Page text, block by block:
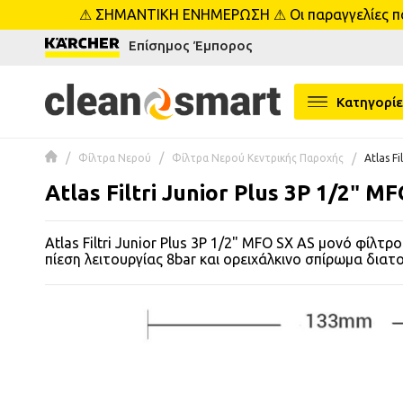
menu
⚠ ΣΗΜΑΝΤΙΚΗ ΕΝΗΜΕΡΩΣΗ ⚠ Οι παραγγελίες
Επίσημος Έμπορος
Φίλτρα Νερού Φίλτρα Νερού Κεντρικής Παροχής Atlas
Atlas Filtri Junior Plus 3P 1/2″
Atlas Filtri Junior Plus 3P 1/2" MFO SX AS μονό φίλτρο
πίεση λειτουργίας 8bar και ορειχάλκινο σπίρωμα